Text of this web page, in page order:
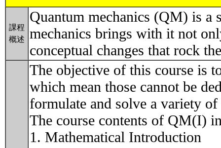
課程
概述
Quantum mechanics (QM) is a
mechanics brings with it not
conceptual changes that rock
The objective of this course is
which mean those cannot be
formulate and solve a variety
The course contents of QM(I)
1. Mathematical Introduction